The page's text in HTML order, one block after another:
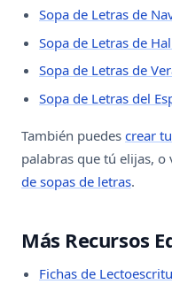
Sopa de Letras de
Sopa de Letras de
Sopa de Letras de
Sopa de Letras del
También puedes crear
palabras que tú elijas, o
de sopas de letras.
Más Recursos
Fichas de